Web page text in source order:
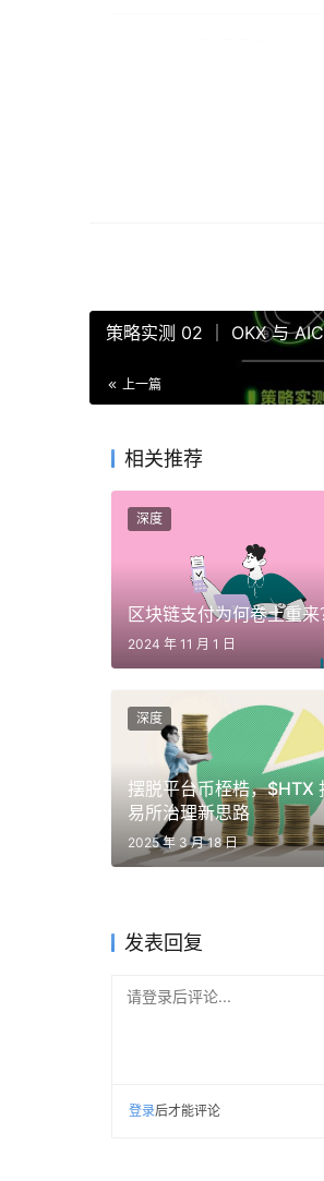
The Block 数据显示，过
Coinbase 在内的主流交
随着全球经济数据的动荡
密市场参与者将继续保持谨
Coinbase 分析师 David
目前对整个加密市场表现
21Shares 战略和业务发展
则走高。周三公布的通胀
策略实测 02 ｜ OKX 与
上一篇
相关推荐
区块链支付为何卷土重来
2024 年 11 月 1 日
深度
摆脱平台币桎梏，$HTX
易所治理新思路
2025 年 3 月 18 日
深度
发表回复
请登录后评论...
登录后才能评论